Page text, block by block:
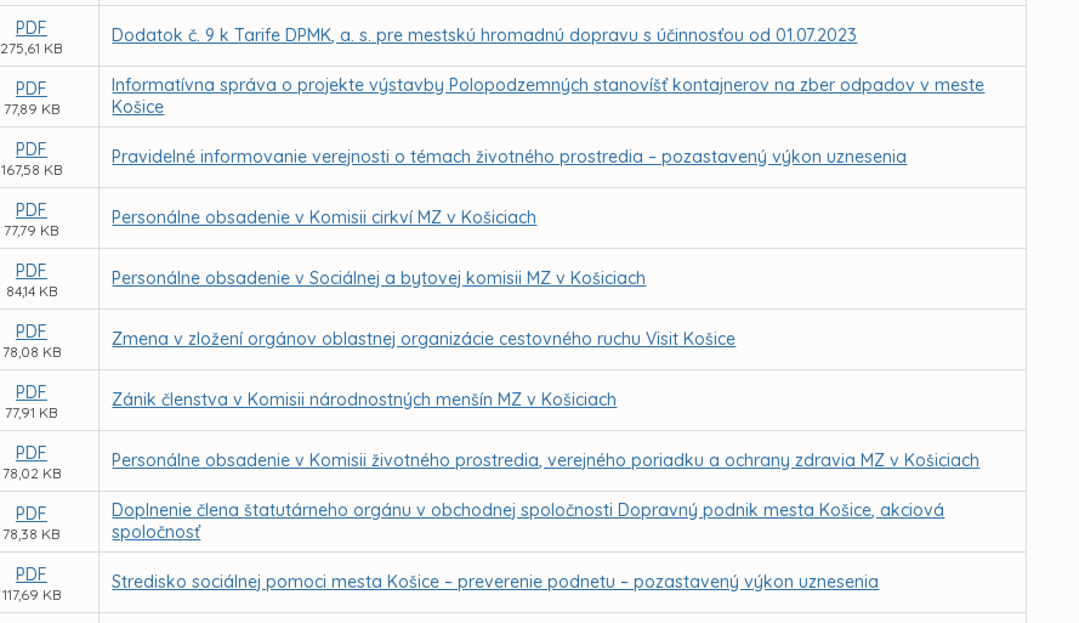
PDF
275,61 KB
Dodatok č. 9 k Tarife DPMK, a. s. pre mestskú hromadnú dopravu s účinnosťou od 01.07.2023
PDF
77,89 KB
Informatívna správa o projekte výstavby Polopodzemných stanovíšť kontajnerov na zber odpadov v meste
Košice
PDF
167,58 KB
Pravidelné informovanie verejnosti o témach životného prostredia – pozastavený výkon uznesenia
PDF
77,79 KB
Personálne obsadenie v Komisii cirkví MZ v Košiciach
PDF
84,14 KB
Personálne obsadenie v Sociálnej a bytovej komisii MZ v Košiciach
PDF
78,08 KB
Zmena v zložení orgánov oblastnej organizácie cestovného ruchu Visit Košice
PDF
77,91 KB
Zánik členstva v Komisii národnostných menšín MZ v Košiciach
PDF
78,02 KB
Personálne obsadenie v Komisii životného prostredia, verejného poriadku a ochrany zdravia MZ v Košiciach
PDF
78,38 KB
Doplnenie člena štatutárneho orgánu v obchodnej spoločnosti Dopravný podnik mesta Košice, akciová
spoločnosť
PDF
117,69 KB
Stredisko sociálnej pomoci mesta Košice – preverenie podnetu – pozastavený výkon uznesenia